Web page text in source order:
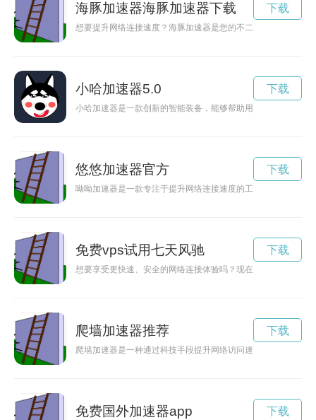
海豚加速器海豚加速器下载
想要提升网络连接速度？海豚加速器是您的不二选择！在官网
下载
小哈加速器5.0
小哈加速器是一款创新的智能装备，能够帮助用户提升效率，实
下载
悠悠加速器官方
呦呦加速器是一款专注于提升网络连接速度的工具，可以帮助
下载
免费vps试用七天风驰
想要享受更快速、安全的网络连接体验吗？现在就来试用VP免
下载
爬墙加速器推荐
爬墙加速器是一种通过科技手段提升网络访问速度的神器，能
下载
免费国外加速器app 下载